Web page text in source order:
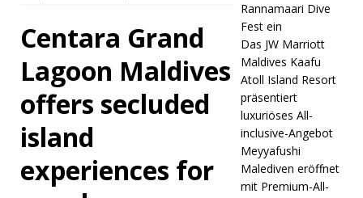
Rannamaa
ri Dive
Fest ein
HOTELS
Centara Grand
Lagoon Maldives
offers secluded
island
experiences for
Rannamaari Dive
Fest ein
Das JW Marriott
Maldives Kaafu
Atoll Island Resort
präsentiert
luxuriöses All-
inclusive-Angebot
Meyyafushi
Malediven eröffnet
mit Premium-All-